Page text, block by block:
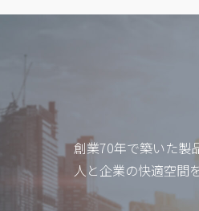
創業70年で築いた製
人と企業の快適空間